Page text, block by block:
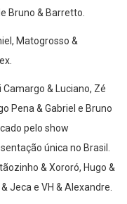
Bruno & Barretto.
Matogrosso &
& Luciano, Zé
Pena & Gabriel e Bruno
pelo show
única no Brasil.
& Xororó, Hugo &
Jeca e VH & Alexandre.